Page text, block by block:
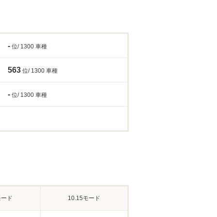
- 位/ 1300 車種
563 位/ 1300 車種
- 位/ 1300 車種
ド 10.15モード